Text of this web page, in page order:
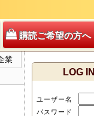
購読ご希望の方へ
業
LOG IN
ユーザー名
パスワード